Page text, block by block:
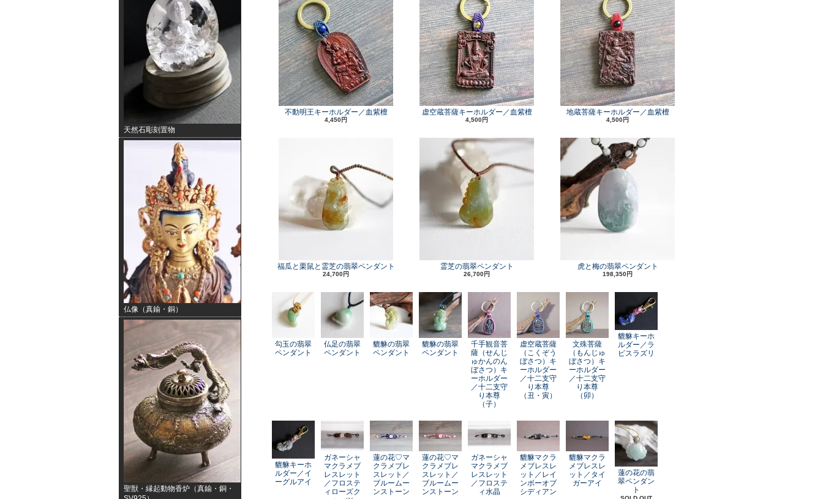
天然石彫刻置物
仏像（真鍮・銅）
聖獣・縁起動物香炉（真鍮・銅・
不動明王キーホルダー／血紫檀
4,450円
虚空蔵菩薩キーホルダー／血紫檀
4,500円
地蔵菩薩キーホルダー／血紫檀
4,500円
福瓜と栗鼠と霊芝の翡翠ペンダント
24,700円
霊芝の翡翠ペンダント
26,700円
虎と梅の翡翠ペンダント
198,350円
勾玉の翡翠
ペンダント
仏足の翡翠
ペンダント
貔貅の翡翠
ペンダント
貔貅の翡翠
ペンダント
千手観音菩
薩（せんじ
ゅかんのん
ぼさつ）キ
ーホルダー
／十二支守
り本尊
（子）
虚空蔵菩薩
（こくぞう
ぼさつ）キ
ーホルダー
／十二支守
り本尊
（丑・寅）
文殊菩薩
（もんじゅ
ぼさつ）キ
ーホルダー
／十二支守
り本尊
（卯）
貔貅キーホ
ルダー／ラ
ピスラズリ
貔貅キーホ
ルダー／イ
ーグルアイ
ガネーシャ
マクラメブ
レスレット
／フロステ
ィローズク
蓮の花♡マ
クラメブレ
スレット／
ブルームー
ンストーン
蓮の花♡マ
クラメブレ
スレット／
ブルームー
ンストーン
ガネーシャ
マクラメブ
レスレット
／フロステ
ィ水晶
貔貅マクラ
メブレスレ
ット／レイ
ンボーオブ
シディアン
貔貅マクラ
メブレスレ
ット／タイ
ガーアイ
蓮の花の翡
翠ペンダン
ト